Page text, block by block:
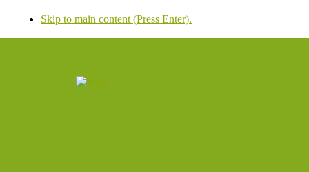
Skip to main content (Press Enter).